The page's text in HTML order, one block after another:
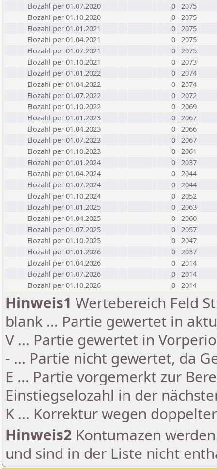
Elozahl per 01.07.2020
0 2075
Elozahl per 01.10.2020
0 2075
Elozahl per 01.01.2021
0 2075
Elozahl per 01.04.2021
0 2075
Elozahl per 01.07.2021
0 2075
Elozahl per 01.10.2021
0 2073
Elozahl per 01.01.2022
0 2074
Elozahl per 01.04.2022
0 2074
Elozahl per 01.07.2022
0 2072
Elozahl per 01.10.2022
0 2069
Elozahl per 01.01.2023
0 2067
Elozahl per 01.04.2023
0 2066
Elozahl per 01.07.2023
0 2067
Elozahl per 01.10.2023
0 2061
Elozahl per 01.01.2024
0 2037
Elozahl per 01.04.2024
0 2044
Elozahl per 01.07.2024
0 2044
Elozahl per 01.10.2024
0 2052
Elozahl per 01.01.2025
0 2063
Elozahl per 01.04.2025
0 2060
Elozahl per 01.07.2025
0 2057
Elozahl per 01.10.2025
0 2047
Elozahl per 01.01.2026
0 2037
Elozahl per 01.04.2026
0 2014
Elozahl per 01.07.2026
0 2014
Elozahl per 01.10.2026
0 2014
Hinweis1 Wertebereich Feld
blank ... Partie gewertet in
V ... Partie gewertet in
- ... Partie nicht gewertet, da
E ... Partie vorgemerkt zur
Einstiegselozahl in der
K ... Korrektur wegen
Hinweis2 Kontumazen
und sind in der Liste nicht